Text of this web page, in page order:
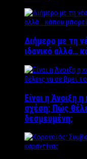
Διήμερο με τη
ιδανικό αλλά…
Είναι η Άνοιξη
σχέση; Πώς
δεσμευμένη;